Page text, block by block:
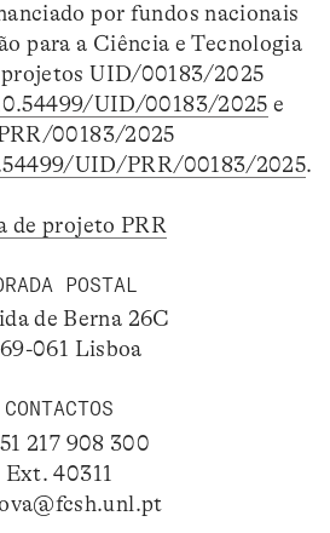
por fundos nacionais
para a Ciência e Tecnologia
UID/00183/2025
UID/00183/2025 e
00183/2025
UID/PRR/00183/2025.
de projeto PRR
POSTAL
de Berna 26C
061 Lisboa
CONTACTOS
217 908 300
Ext. 40311